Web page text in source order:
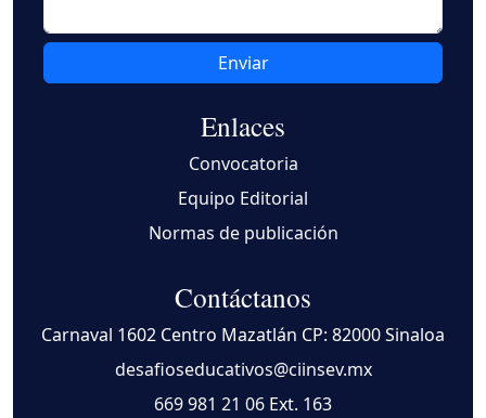
Enlaces
Convocatoria
Equipo Editorial
Normas de publicación
Contáctanos
Carnaval 1602 Centro Mazatlán CP: 82000 Sinaloa
desafioseducativos@ciinsev.mx
669 981 21 06 Ext. 163
Enviar